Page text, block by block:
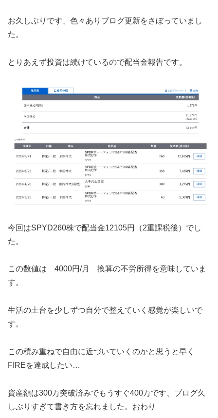
お久しぶりです、色々ありブログ更新をさぼっていまし
た。
とりあえず投資は続けているので配当金報告です。
今回はSPYD260株で配当金12105円（2重課税後）でし
た。
この数値は 4000円/月 換算の不労所得を意味していま
す。
生活の土台を少しずつ自分で整えていく感覚が楽しいで
す。
この積み重ねで自由に近づいていくのかと思うと早く
FIREを達成したい…
資産額は300万突破済みでもうすぐ400万です、ブログ久
しぶりすぎて書き方を忘れました。おわり